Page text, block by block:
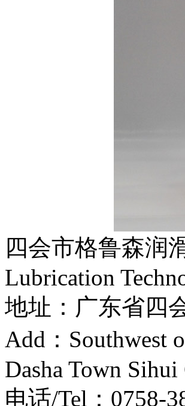
四会市格鲁森
Lubrication
地址：广东省
Add：Southwest
Dasha Town
电话/Tel：